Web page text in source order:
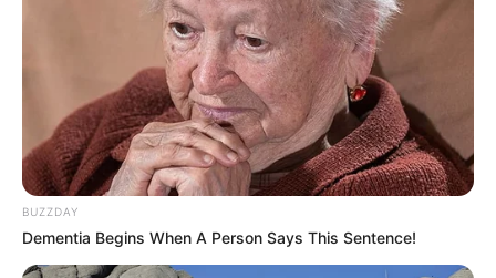
BUZZDAY
Dementia Begins When A Person Says This Sentence!